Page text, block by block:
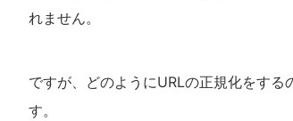
れません。
ですが、どのようにURLの正規化をす
す。